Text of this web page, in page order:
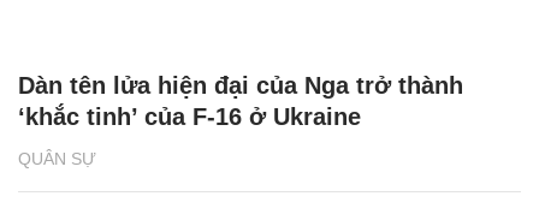
QUÂN SỰ
Dàn tên lửa hiện đại của Nga trở thành
‘khắc tinh’ của F-16 ở Ukraine